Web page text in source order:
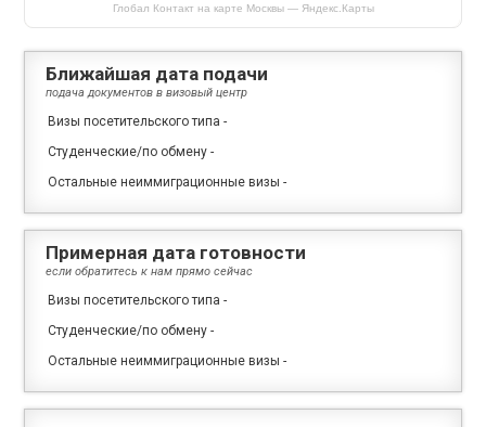
Глобал Контакт на карте Москвы — Яндекс.Карты
Ближайшая дата подачи
подача документов в визовый центр
Визы посетительского типа -
Студенческие/по обмену -
Остальные неиммиграционные визы -
Примерная дата готовности
если обратитесь к нам прямо сейчас
Визы посетительского типа -
Студенческие/по обмену -
Остальные неиммиграционные визы -